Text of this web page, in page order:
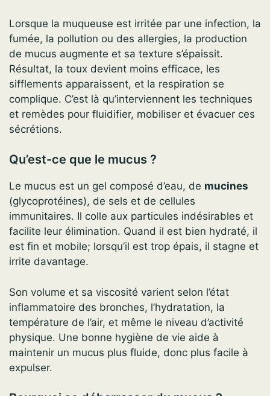
Lorsque la muqueuse est irritée par une infection, la
fumée, la pollution ou des allergies, la production
de mucus augmente et sa texture s’épaissit.
Résultat, la toux devient moins efficace, les
sifflements apparaissent, et la respiration se
complique. C’est là qu’interviennent les techniques
et remèdes pour fluidifier, mobiliser et évacuer ces
sécrétions.
Qu’est-ce que le mucus ?
Le mucus est un gel composé d’eau, de mucines
(glycoprotéines), de sels et de cellules
immunitaires. Il colle aux particules indésirables et
facilite leur élimination. Quand il est bien hydraté, il
est fin et mobile; lorsqu’il est trop épais, il stagne et
irrite davantage.
Son volume et sa viscosité varient selon l’état
inflammatoire des bronches, l’hydratation, la
température de l’air, et même le niveau d’activité
physique. Une bonne hygiène de vie aide à
maintenir un mucus plus fluide, donc plus facile à
expulser.